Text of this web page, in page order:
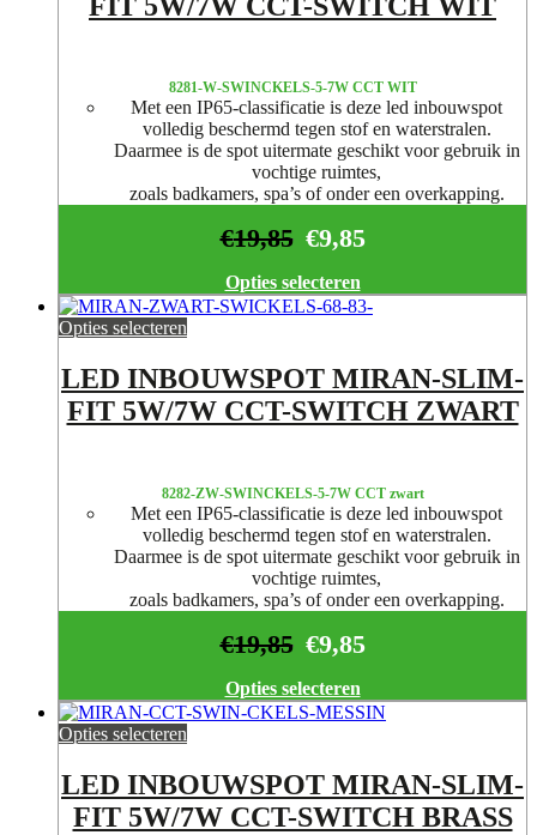
8281-W-SWINCKELS-5-7W CCT WIT
Met een IP65-classificatie is deze led inbouwspot
volledig beschermd tegen stof en waterstralen.
Daarmee is de spot uitermate geschikt voor gebruik in
vochtige ruimtes,
zoals badkamers, spa’s of onder een overkapping.
€9,85
€19,85
Opties selecteren
Opties selecteren
LED INBOUWSPOT MIRAN-SLIM-
FIT 5W/7W CCT-SWITCH ZWART
8282-ZW-SWINCKELS-5-7W CCT zwart
Met een IP65-classificatie is deze led inbouwspot
volledig beschermd tegen stof en waterstralen.
Daarmee is de spot uitermate geschikt voor gebruik in
vochtige ruimtes,
zoals badkamers, spa’s of onder een overkapping.
€9,85
€19,85
Opties selecteren
Opties selecteren
LED INBOUWSPOT MIRAN-SLIM-
FIT 5W/7W CCT-SWITCH BRASS